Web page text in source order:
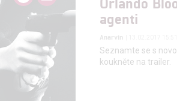
agenti
Anarvin
Seznamte se s
koukněte na trailer.
Udělením souhlasu s účely a funkcemi
možnost: Zajištění bezpečnosti,
Poskytování a zobrazování reklamy a